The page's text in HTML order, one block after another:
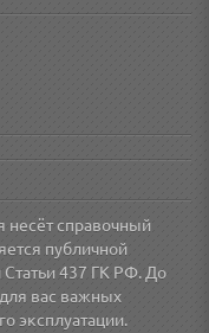
несёт справочный
публичной
437 ГК РФ. До
для вас важных
эксплуатации.